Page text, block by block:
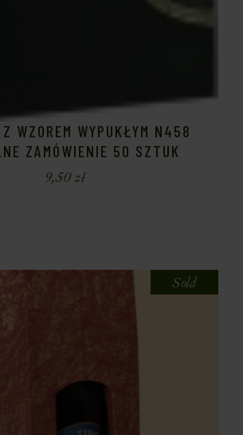
WZOREM WYPUKŁYM N458
ZAMÓWIENIE 50 SZTUK
9,50zł
Sold